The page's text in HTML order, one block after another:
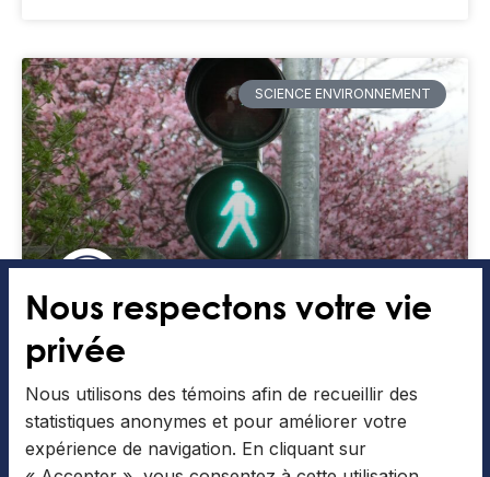
SCIENCE ENVIRONNEMENT
Utiles ou pas?
L’article qui suit a été rédigé par Charlotte I. Nous
avons tous déjà appuyé sur un bouton d’appel de
feux pour les piétons, mais est-ce
Nous respectons votre vie
privée
Nous utilisons des témoins afin de recueillir des
statistiques anonymes et pour améliorer votre
expérience de navigation. En cliquant sur